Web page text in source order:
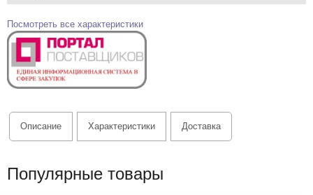
Посмотреть все характеристики
Описание Характеристики Доставка
Популярные товары